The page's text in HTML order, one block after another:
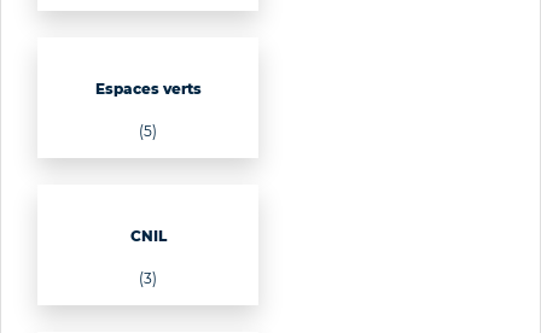
Espaces verts
(5)
CNIL
(3)